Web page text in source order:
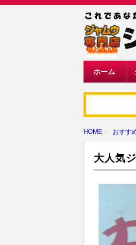
ホーム
HOME おすす
大人気